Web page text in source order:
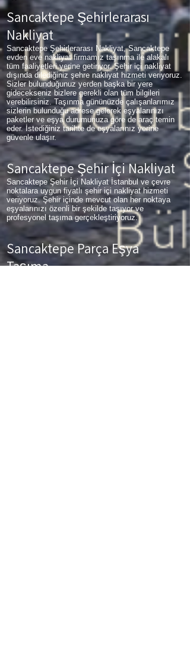
Sancaktepe Şehirlerarası
Nakliyat
Sancaktepe Şehirlerarası Nakliyat, Sancaktepe
evden eve nakliyat firmamız taşınma ile alakalı
tüm faaliyetleri yerine getiriyor. Şehir içi nakliyat
dışında dilediğiniz şehre nakliyat hizmeti veriyoruz.
Sizler bulunduğunuz yerden başka bir yere
gidecekseniz bizlere gerekli olan tüm bilgileri
verebilirsiniz. Taşınma gününüzde çalışanlarımız
sizlerin bulunduğu adrese gelerek eşyalarınızı
paketler ve eşya durumunuza göre de araç temin
eder. İstediğiniz tarihte de eşyalarınız yerine
güvenle ulaşır.
Sancaktepe Şehir İçi Nakliyat
Sancaktepe Şehir İçi Nakliyat İstanbul ve çevre
noktalara uygun fiyatlı şehir içi nakliyat hizmeti
veriyoruz. Şehir içinde mevcut olan her noktaya
eşyalarınızı özenli bir şekilde taşıyor ve
profesyonel taşıma gerçekleştiriyoruz.
Sancaktepe Parça Eşya
Taşıma